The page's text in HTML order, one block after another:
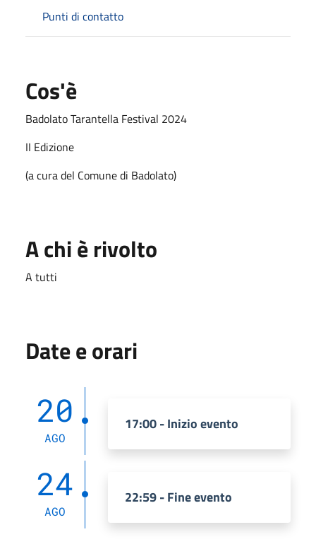
Punti di contatto
Cos'è
Badolato Tarantella Festival 2024
II Edizione
(a cura del Comune di Badolato)
A chi è rivolto
A tutti
Date e orari
20
AGO
17:00 - Inizio evento
24
AGO
22:59 - Fine evento